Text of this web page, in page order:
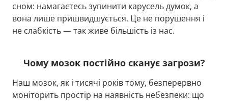
сном: намагаєтесь зупинити карусель думок, а
вона лише пришвидшується. Це не порушення і
не слабкість — так живе більшість із нас.
Чому мозок постійно сканує загрози?
Наш мозок, як і тисячі років тому, безперервно
моніторить простір на наявність небезпеки: що